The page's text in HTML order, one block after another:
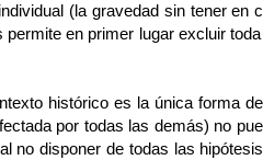
(la gravedad sin tener en
en primer lugar excluir
histórico es la única forma
por todas las demás) no
no disponer de todas las